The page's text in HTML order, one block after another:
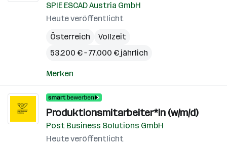
SPIE ESCAD Austria GmbH
Heute veröffentlicht
Österreich
Vollzeit
53.200 € – 77.000 € jährlich
Merken
Produktionsmitarbeiter*in (w/m/d)
Post Business Solutions GmbH
Heute veröffentlicht